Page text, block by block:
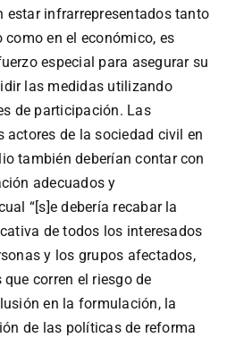
estar infrarrepresentados tanto
en el económico, es
especial para asegurar su
las medidas utilizando
de participación. Las
actores de la sociedad civil en
también deberían contar con
adecuados y
“[s]e debería recabar la
de todos los interesados
y los grupos afectados,
corren el riesgo de
en la formulación, la
de las políticas de reforma